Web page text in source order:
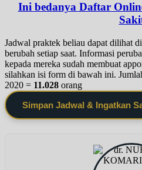
Ini bedanya Daftar
Jadwal praktek beliau dapat dilihat
berubah setiap saat. Informasi
kepada mereka sudah membuat
silahkan isi form di bawah ini.
2020 = 11.028 orang
Simpan Jadwal & Ingatkan